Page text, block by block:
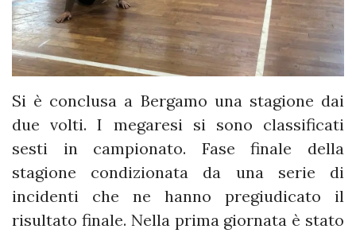
Si è conclusa a Bergamo una stagione dai
due volti. I megaresi si sono classificati
sesti in campionato. Fase finale della
stagione condizionata da una serie di
incidenti che ne hanno pregiudicato il
risultato finale. Nella prima giornata è stato